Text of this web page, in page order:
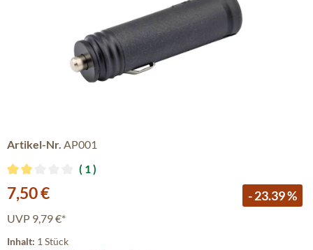
Artikel-Nr. AP001
Durchschnittliche Bewertung von 2 von 5 Sternen
1
Verkaufspreis:
7,50 € - 23.39 %
UVP 9,79 €*
Inhalt: 1 Stück